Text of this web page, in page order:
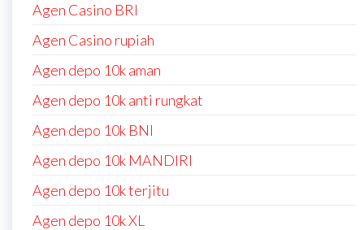
Agen Casino BRI
Agen Casino rupiah
Agen depo 10k aman
Agen depo 10k anti rungkat
Agen depo 10k BNI
Agen depo 10k MANDIRI
Agen depo 10k terjitu
Agen depo 10k XL